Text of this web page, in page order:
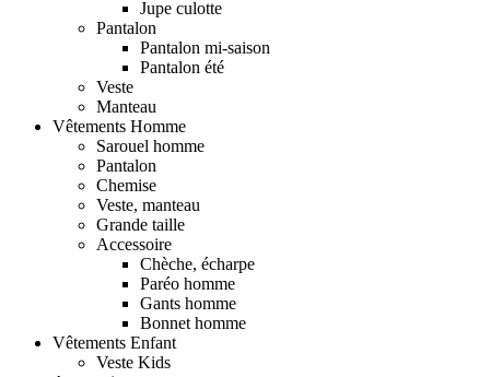
Jupe culotte
Pantalon
Pantalon mi-saison
Pantalon été
Veste
Manteau
Vêtements Homme
Sarouel homme
Pantalon
Chemise
Veste, manteau
Grande taille
Accessoire
Chèche, écharpe
Paréo homme
Gants homme
Bonnet homme
Vêtements Enfant
Veste Kids